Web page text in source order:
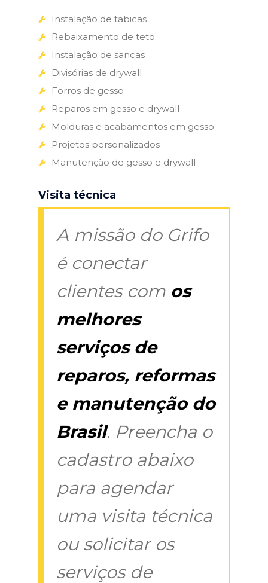
Instalação de tabicas
Rebaixamento de teto
Instalação de sancas
Divisórias de drywall
Forros de gesso
Reparos em gesso e drywall
Molduras e acabamentos em gesso
Projetos personalizados
Manutenção de gesso e drywall
Visita técnica
A missão do Grifo
é conectar
clientes com os
melhores
serviços de
reparos, reformas
e manutenção do
Brasil. Preencha o
cadastro abaixo
para agendar
uma visita técnica
ou solicitar os
serviços de